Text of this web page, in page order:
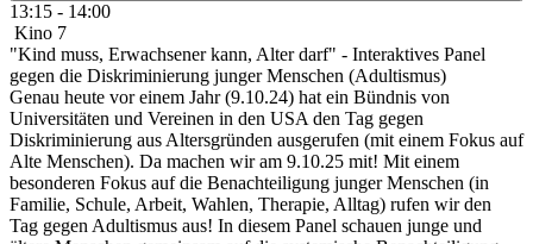
13:15 - 14:00
Kino 7
"Kind muss, Erwachsener kann, Alter darf" - Interaktives Panel
gegen die Diskriminierung junger Menschen (Adultismus)
Genau heute vor einem Jahr (9.10.24) hat ein Bündnis von
Universitäten und Vereinen in den USA den Tag gegen
Diskriminierung aus Altersgründen ausgerufen (mit einem Fokus auf
Alte Menschen). Da machen wir am 9.10.25 mit! Mit einem
besonderen Fokus auf die Benachteiligung junger Menschen (in
Familie, Schule, Arbeit, Wahlen, Therapie, Alltag) rufen wir den
Tag gegen Adultismus aus! In diesem Panel schauen junge und